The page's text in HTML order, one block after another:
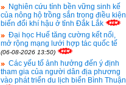
Nghiên cứu tính bền vững sinh kế
của nông hộ trồng sắn trong điều kiện
biến đổi khí hậu ở tỉnh Đắk Lắk
Đại học Huế tăng cường kết nối,
mở rộng mạng lưới hợp tác quốc tế
(06-08-2026 13:50)
Các yếu tố ảnh hưởng đến ý định
tham gia của người dân địa phương
vào phát triển du lịch biển Bình Thuận